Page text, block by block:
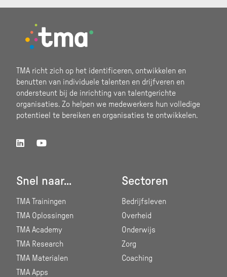
Footer
TMA richt zich op het identificeren, ontwikkelen en
benutten van individuele talenten en drijfveren en
ondersteunt bij de inrichting van talentgerichte
organisaties. Zo helpen we medewerkers hun volledige
potentieel te bereiken en organisaties te ontwikkelen.
Snel naar...
TMA Trainingen
TMA Oplossingen
TMA Academy
TMA Research
TMA Materialen
TMA Apps
Sectoren
Bedrijfsleven
Overheid
Onderwijs
Zorg
Coaching